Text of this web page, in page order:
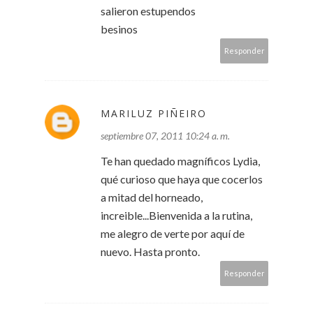
salieron estupendos
besinos
Responder
MARILUZ PIÑEIRO
septiembre 07, 2011 10:24 a. m.
Te han quedado magníficos Lydia,
qué curioso que haya que cocerlos
a mitad del horneado,
increible...Bienvenida a la rutina,
me alegro de verte por aquí de
nuevo. Hasta pronto.
Responder